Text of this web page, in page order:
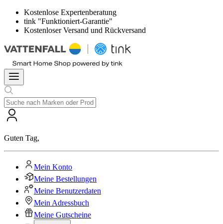
Kostenlose Expertenberatung
tink "Funktioniert-Garantie"
Kostenloser Versand und Rückversand
Guten Tag,
Mein Konto
Meine Bestellungen
Meine Benutzerdaten
Mein Adressbuch
Meine Gutscheine